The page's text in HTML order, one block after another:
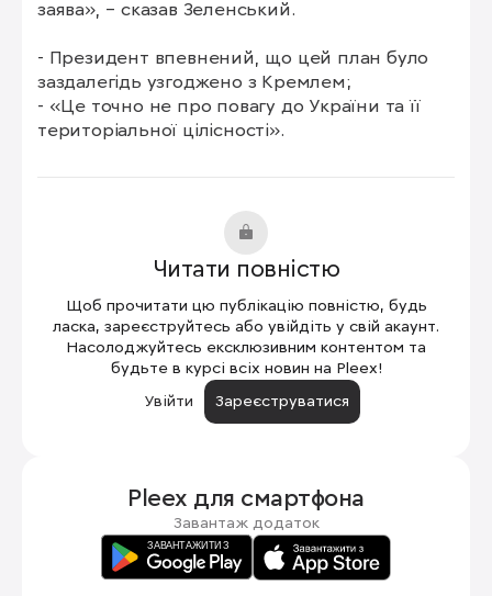
заява», – сказав Зеленський.
- Президент впевнений, що цей план було
заздалегідь узгоджено з Кремлем;
- «Це точно не про повагу до України та її
територіальної цілісності».
Читати повністю
Щоб прочитати цю публікацію повністю, будь
ласка, зареєструйтесь або увійдіть у свій акаунт.
Насолоджуйтесь ексклюзивним контентом та
будьте в курсі всіх новин на Pleex!
Увійти
Зареєструватися
Pleex для смартфона
Завантаж додаток